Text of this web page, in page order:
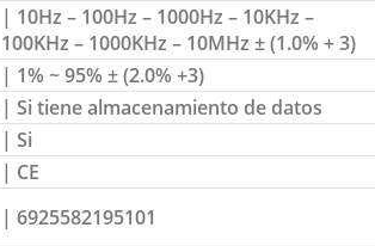
| 10Hz – 100Hz – 1000Hz – 10KHz –
100KHz – 1000KHz – 10MHz ± (1.0% + 3)
| 1% ~ 95% ± (2.0% +3)
| Si tiene almacenamiento de datos
| Si
| CE
| 6925582195101